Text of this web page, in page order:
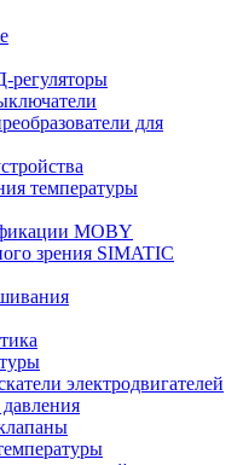
для
температуры
MOBY
зрения SIMATIC
электродвигателей